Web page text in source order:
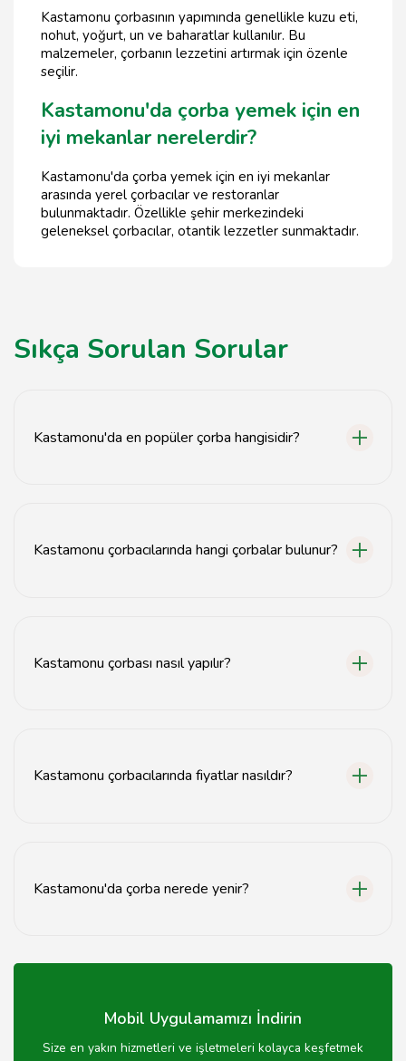
Kastamonu çorbasının yapımında genellikle kuzu eti,
nohut, yoğurt, un ve baharatlar kullanılır. Bu
malzemeler, çorbanın lezzetini artırmak için özenle
seçilir.
Kastamonu'da çorba yemek için en
iyi mekanlar nerelerdir?
Kastamonu'da çorba yemek için en iyi mekanlar
arasında yerel çorbacılar ve restoranlar
bulunmaktadır. Özellikle şehir merkezindeki
geleneksel çorbacılar, otantik lezzetler sunmaktadır.
Sıkça Sorulan Sorular
Kastamonu'da en popüler çorba hangisidir?
Kastamonu çorbacılarında hangi çorbalar bulunur?
Kastamonu çorbası nasıl yapılır?
Kastamonu çorbacılarında fiyatlar nasıldır?
Kastamonu'da çorba nerede yenir?
restoranlara gitmek önerilir.
Mobil Uygulamamızı İndirin
Size en yakın hizmetleri ve işletmeleri kolayca keşfetmek